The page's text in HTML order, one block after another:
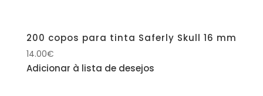
200 copos para tinta Saferly Skull 16 mm
14.00€
Adicionar à lista de desejos